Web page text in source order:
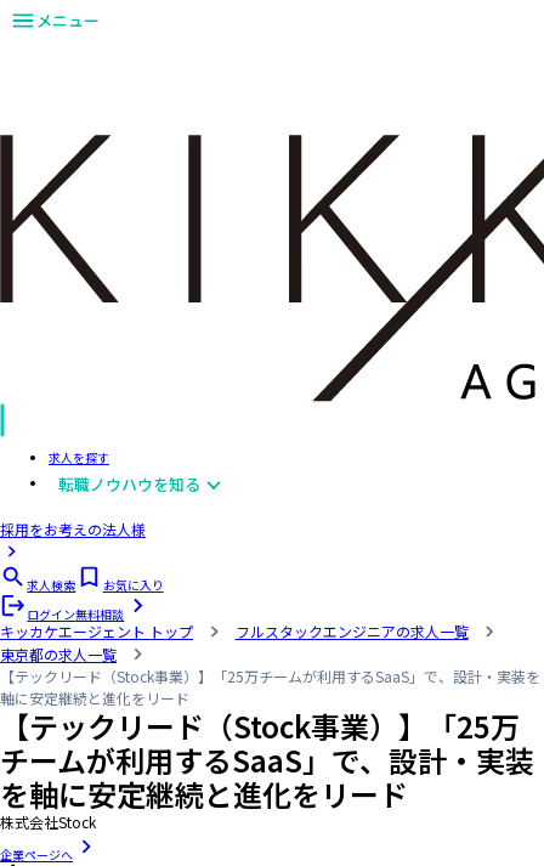
メニュー
求人を探す
転職ノウハウを知る
採用をお考えの法人様
求人検索
お気に入り
ログイン無料相談
キッカケエージェント トップ
フルスタックエンジニアの求人一覧
東京都の求人一覧
【テックリード（Stock事業）】「25万チームが利用するSaaS」で、設計・実装を
軸に安定継続と進化をリード
【テックリード（Stock事業）】「25万
チームが利用するSaaS」で、設計・実装
を軸に安定継続と進化をリード
株式会社Stock
企業ページへ